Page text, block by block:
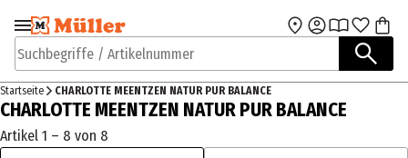
Zur Navigation
springen
Zum Hauptinhalt
Suchbegriffe / Artikelnummer
Startseite CHARLOTTE MEENTZEN NATUR PUR BALANCE
CHARLOTTE MEENTZEN NATUR PUR BALANCE
Artikel 1 – 8 von 8